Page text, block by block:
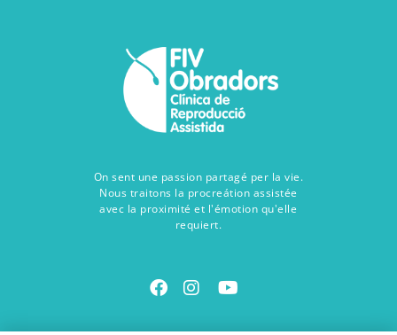
On sent une passion partagé per la vie.
Nous traitons la procreátion assistée
avec la proximité et l'émotion qu'elle
requiert.